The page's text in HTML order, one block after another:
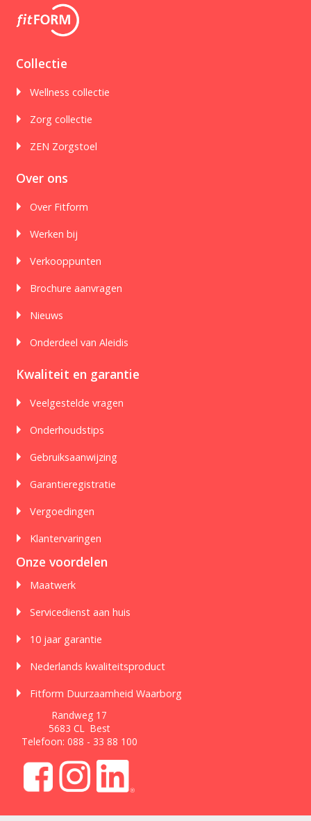
Collectie
Wellness collectie
Zorg collectie
ZEN Zorgstoel
Over ons
Over Fitform
Werken bij
Verkooppunten
Brochure aanvragen
Nieuws
Onderdeel van Aleidis
Kwaliteit en garantie
Veelgestelde vragen
Onderhoudstips
Gebruiksaanwijzing
Garantieregistratie
Vergoedingen
Klantervaringen
Onze voordelen
Maatwerk
Servicedienst aan huis
10 jaar garantie
Nederlands kwaliteitsproduct
Fitform Duurzaamheid Waarborg
Randweg 17
5683 CL Best
Telefoon: 088 - 33 88 100